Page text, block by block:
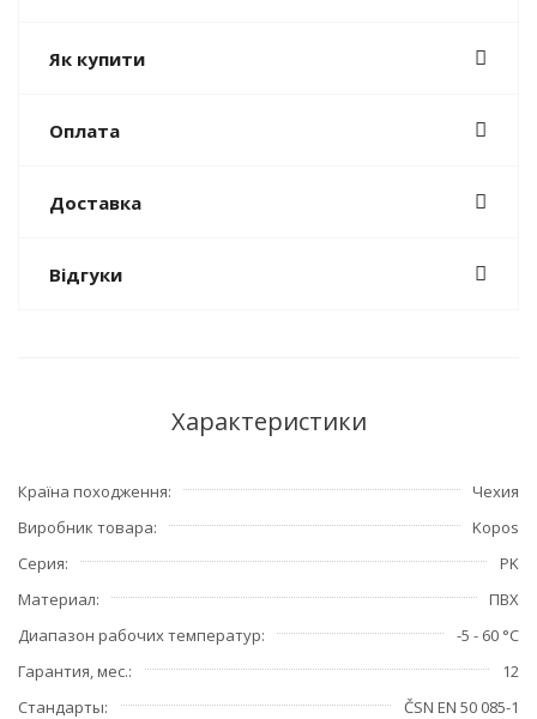
Як купити
Оплата
Доставка
Відгуки
Характеристики
Країна походження
Чехия
Виробник товара
Kopos
Серия
PK
Материал
ПВХ
Диапазон рабочих температур
-5 - 60 °C
Гарантия, мес.
12
Стандарты
ČSN EN 50 085-1